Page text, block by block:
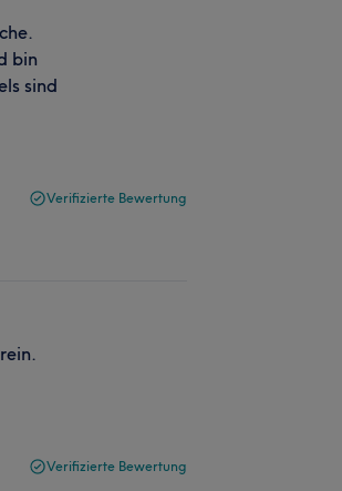
bin
sind
Verifizierte Bewertung
Verifizierte Bewertung